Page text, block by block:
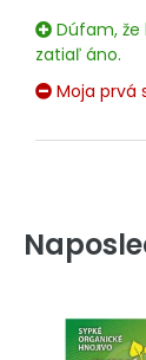
Dúfam, že
zatiaľ áno.
Moja prvá